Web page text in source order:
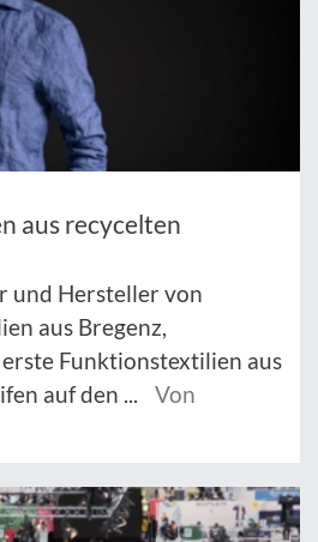
aus recycelten
und Hersteller von
aus Bregenz,
Funktionstextilien aus
auf den ...
Von